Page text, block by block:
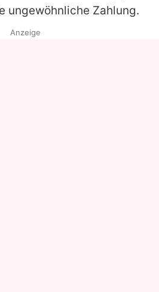
verwalten
ungewöhnliche Zahlung.
Anzeige